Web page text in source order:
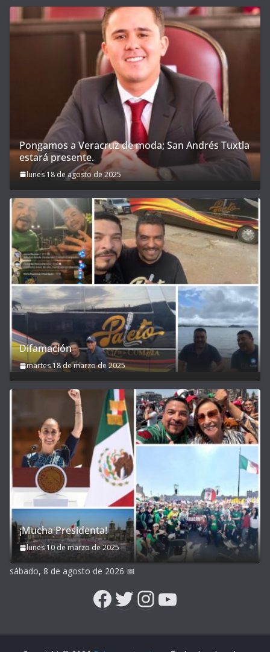
Pongamos a Veracruz de moda; San Andrés Tuxtla
estará presente.
lunes 18 de agosto de 2025
Difamación
martes 18 de marzo de 2025
¡Mucha Presidenta!
lunes 10 de marzo de 2025
sábado, 8 de agosto de 2026 📅
Facebook
Twitter
Instagram
YouTube